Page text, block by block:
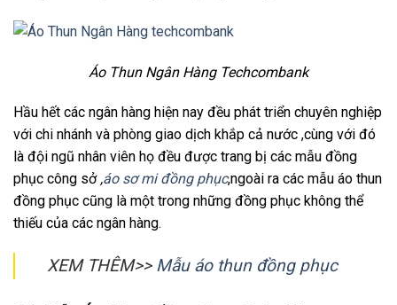
Áo Thun Ngân Hàng Techcombank
Hầu hết các ngân hàng hiện nay đều phát triển chuyên nghiệp
với chi nhánh và phòng giao dịch khắp cả nước ,cùng với đó
là đội ngũ nhân viên họ đều được trang bị các mẫu đồng
phục công sở,áo sơ mi đồng phục,ngoài ra các mẫu áo thun
đồng phục cũng là một trong những đồng phục không thể
thiếu của các ngân hàng.
XEM THÊM>> Mẫu áo thun đồng phục